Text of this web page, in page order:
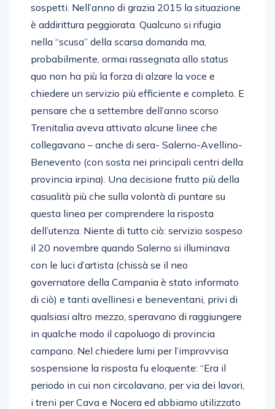
sospetti. Nell’anno di grazia 2015 la situazione
è addirittura peggiorata. Qualcuno si rifugia
nella “scusa” della scarsa domanda ma,
probabilmente, ormai rassegnata allo status
quo non ha più la forza di alzare la voce e
chiedere un servizio più efficiente e completo. E
pensare che a settembre dell’anno scorso
Trenitalia aveva attivato alcune linee che
collegavano – anche di sera- Salerno-Avellino-
Benevento (con sosta nei principali centri della
provincia irpina). Una decisione frutto più della
casualità più che sulla volontà di puntare su
questa linea per comprendere la risposta
dell’utenza. Niente di tutto ciò: servizio sospeso
il 20 novembre quando Salerno si illuminava
con le luci d’artista (chissà se il neo
governatore della Campania è stato informato
di ciò) e tanti avellinesi e beneventani, privi di
qualsiasi altro mezzo, speravano di raggiungere
in qualche modo il capoluogo di provincia
campano. Nel chiedere lumi per l’improvvisa
sospensione la risposta fu eloquente: “Era il
periodo in cui non circolavano, per via dei lavori,
i treni per Cava e Nocera ed abbiamo utilizzato